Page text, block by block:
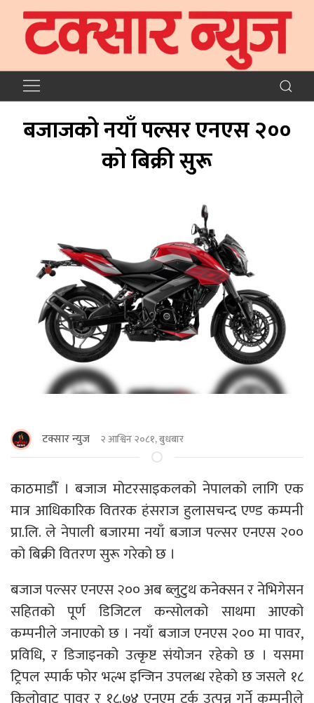
बजाजको नयाँ पल्सर एनएस २००
को बिक्री सुरू
टक्सार न्युज २ आश्विन २०८१, बुधबार
काठमाडौँ । बजाज मोटरसाइकलको नेपालको लागि एक
मात्र आधिकारिक वितरक हंसराज हुलासचन्द एण्ड कम्पनी
प्रा.लि. ले नेपाली बजारमा नयाँ बजाज पल्सर एनएस २००
को बिक्री वितरण सुरू गरेको छ ।
बजाज पल्सर एनएस २०० अब ब्लुटुथ कनेक्सन र नेभिगेसन
सहितको पूर्ण डिजिटल कन्सोलको साथमा आएको
कम्पनीले जनाएकाे छ । नयाँ बजाज एनएस २०० मा पावर,
प्रविधि, र डिजाइनको उत्कृष्ट संयोजन रहेको छ । यसमा
ट्रिपल स्पार्क फोर भल्भ इन्जिन उपलब्ध रहेको छ जसले १८